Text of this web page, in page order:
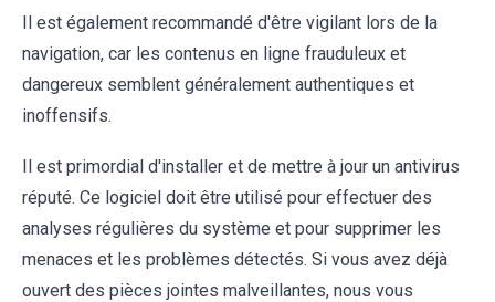
Il est également recommandé d'être vigilant lors de la
navigation, car les contenus en ligne frauduleux et
dangereux semblent généralement authentiques et
inoffensifs.
Il est primordial d'installer et de mettre à jour un antivirus
réputé. Ce logiciel doit être utilisé pour effectuer des
analyses régulières du système et pour supprimer les
menaces et les problèmes détectés. Si vous avez déjà
ouvert des pièces jointes malveillantes, nous vous